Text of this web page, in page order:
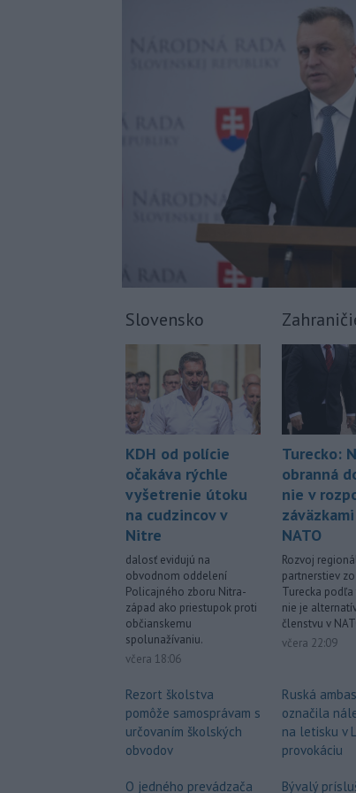
Slovensko
KDH od polície
očakáva rýchle
vyšetrenie útoku
na cudzincov v
Nitre
dalosť evidujú na
obvodnom oddelení
Policajného zboru Nitra-
západ ako priestupok proti
občianskemu
spolunažívaniu.
včera 18:06
Rezort školstva
pomôže samosprávam s
určovaním školských
obvodov
O jedného prevádzača
Turecko:
obranná
nie v
NATO
Rozvoj
partnerstiev
Turecka
nie je
členstvu v
včera 22:09
Ruská
označila
na letisku v
provokáciu
Bývalý